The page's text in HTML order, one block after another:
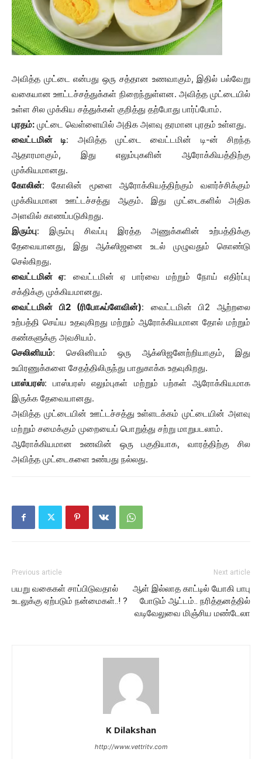
அவித்த முட்டை என்பது ஒரு சத்தான உணவாகும், இதில் பல்வேறு
வகையான ஊட்டச்சத்துக்கள் நிறைந்துள்ளன. அவித்த முட்டையில்
உள்ள சில முக்கிய சத்துக்கள் குறித்து தற்போது பார்ப்போம்.
புரதம்: முட்டை வெள்ளையில் அதிக அளவு தரமான புரதம் உள்ளது.
வைட்டமின் டி: அவித்த முட்டை வைட்டமின் டி-ன் சிறந்த
ஆதாரமாகும், இது எலும்புகளின் ஆரோக்கியத்திற்கு
முக்கியமானது.
கோலின்: கோலின் மூளை ஆரோக்கியத்திற்கும் வளர்ச்சிக்கும்
முக்கியமான ஊட்டச்சத்து ஆகும். இது முட்டைகளில் அதிக
அளவில் காணப்படுகிறது.
இரும்பு: இரும்பு சிவப்பு இரத்த அணுக்களின் உற்பத்திக்கு
தேவையானது, இது ஆக்ஸிஜனை உடல் முழுவதும் கொண்டு
செல்கிறது.
வைட்டமின் ஏ: வைட்டமின் ஏ பார்வை மற்றும் நோய் எதிர்ப்பு
சக்திக்கு முக்கியமானது.
வைட்டமின் பி2 (ரிபோஃப்ளேவின்): வைட்டமின் பி2 ஆற்றலை
உற்பத்தி செய்ய உதவுகிறது மற்றும் ஆரோக்கியமான தோல் மற்றும்
கண்களுக்கு அவசியம்.
செலினியம்: செலினியம் ஒரு ஆக்ஸிஜனேற்றியாகும், இது
உயிரணுக்களை சேதத்திலிருந்து பாதுகாக்க உதவுகிறது.
பாஸ்பரஸ்: பாஸ்பரஸ் எலும்புகள் மற்றும் பற்கள் ஆரோக்கியமாக
இருக்க தேவையானது.
அவித்த முட்டையின் ஊட்டச்சத்து உள்ளடக்கம் முட்டையின் அளவு
மற்றும் சமைக்கும் முறையைப் பொறுத்து சற்று மாறுபடலாம்.
ஆரோக்கியமான உணவின் ஒரு பகுதியாக, வாரத்திற்கு சில
அவித்த முட்டைகளை உண்பது நல்லது.
Previous article
பயறு வகைகள் சாப்பிடுவதால்
உடலுக்கு ஏற்படும் நன்மைகள்..! ?
Next article
ஆள் இல்லாத காட்டில் யோகி பாபு
போடும் ஆட்டம்.. நரித்தனத்தில்
வடிவேலுவை மிஞ்சிய மண்டேலா
K Dilakshan
http://www.vettritv.com